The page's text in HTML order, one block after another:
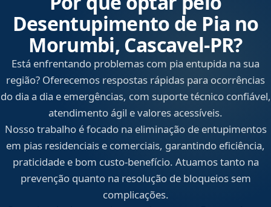
Desentupimento de Pia no
Morumbi, Cascavel‑PR?
Está enfrentando problemas com pia entupida na sua
região? Oferecemos respostas rápidas para ocorrências
do dia a dia e emergências, com suporte técnico confiável,
atendimento ágil e valores acessíveis.
Nosso trabalho é focado na eliminação de entupimentos
em pias residenciais e comerciais, garantindo eficiência,
praticidade e bom custo-benefício. Atuamos tanto na
prevenção quanto na resolução de bloqueios sem
complicações.